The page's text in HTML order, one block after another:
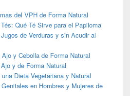
del VPH de Forma Natural
Qué Té Sirve para el Papiloma
de Verduras y sin Acudir al
y Cebolla de Forma Natural
y de Forma Natural
Dieta Vegetariana y Natural
en Hombres y Mujeres de